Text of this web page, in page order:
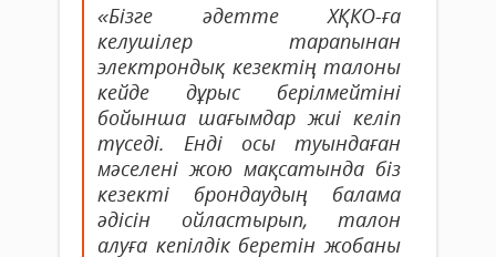
«Бізге әдетте ХҚКО-ға
келушілер тарапынан
электрондық кезектің талоны
кейде дұрыс берілмейтіні
бойынша шағымдар жиі келіп
түседі. Енді осы туындаған
мәселені жою мақсатында біз
кезекті брондаудың балама
әдісін ойластырып, талон
алуға кепілдік беретін жобаны